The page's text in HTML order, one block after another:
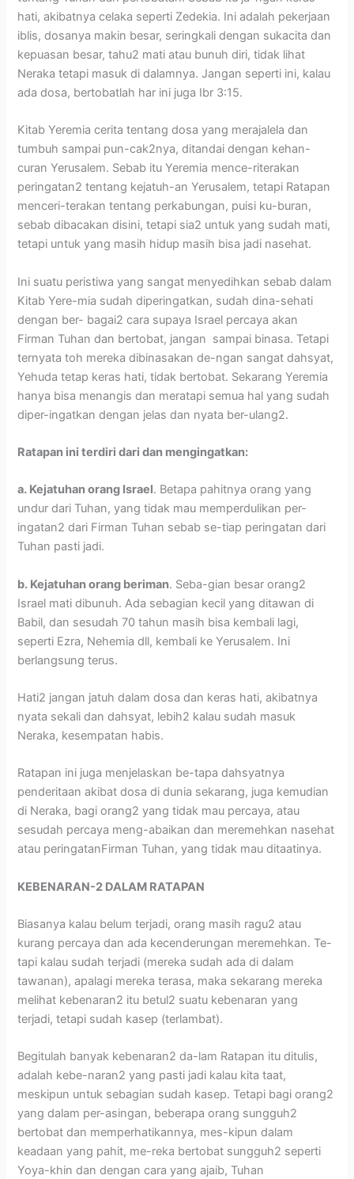
hati, akibatnya celaka seperti Zedekia. Ini adalah pekerjaan
iblis, dosanya makin besar, seringkali dengan sukacita dan
kepuasan besar, tahu2 mati atau bunuh diri, tidak lihat
Neraka tetapi masuk di dalamnya. Jangan seperti ini, kalau
ada dosa, bertobatlah har ini juga Ibr 3:15.
Kitab Yeremia cerita tentang dosa yang merajalela dan
tumbuh sampai pun-cak2nya, ditandai dengan kehan-
curan Yerusalem. Sebab itu Yeremia mence-riterakan
peringatan2 tentang kejatuh-an Yerusalem, tetapi Ratapan
menceri-terakan tentang perkabungan, puisi ku-buran,
sebab dibacakan disini, tetapi sia2 untuk yang sudah mati,
tetapi untuk yang masih hidup masih bisa jadi nasehat.
Ini suatu peristiwa yang sangat menyedihkan sebab dalam
Kitab Yere-mia sudah diperingatkan, sudah dina-sehati
dengan ber- bagai2 cara supaya Israel percaya akan
Firman Tuhan dan bertobat, jangan sampai binasa. Tetapi
ternyata toh mereka dibinasakan de-ngan sangat dahsyat,
Yehuda tetap keras hati, tidak bertobat. Sekarang Yeremia
hanya bisa menangis dan meratapi semua hal yang sudah
diper-ingatkan dengan jelas dan nyata ber-ulang2.
Ratapan ini terdiri dari dan mengingatkan:
a. Kejatuhan orang Israel. Betapa pahitnya orang yang
undur dari Tuhan, yang tidak mau memperdulikan per-
ingatan2 dari Firman Tuhan sebab se-tiap peringatan dari
Tuhan pasti jadi.
b. Kejatuhan orang beriman. Seba-gian besar orang2
Israel mati dibunuh. Ada sebagian kecil yang ditawan di
Babil, dan sesudah 70 tahun masih bisa kembali lagi,
seperti Ezra, Nehemia dll, kembali ke Yerusalem. Ini
berlangsung terus.
Hati2 jangan jatuh dalam dosa dan keras hati, akibatnya
nyata sekali dan dahsyat, lebih2 kalau sudah masuk
Neraka, kesempatan habis.
Ratapan ini juga menjelaskan be-tapa dahsyatnya
penderitaan akibat dosa di dunia sekarang, juga kemudian
di Neraka, bagi orang2 yang tidak mau percaya, atau
sesudah percaya meng-abaikan dan meremehkan nasehat
atau peringatanFirman Tuhan, yang tidak mau ditaatinya.
KEBENARAN-2 DALAM RATAPAN
Biasanya kalau belum terjadi, orang masih ragu2 atau
kurang percaya dan ada kecenderungan meremehkan. Te-
tapi kalau sudah terjadi (mereka sudah ada di dalam
tawanan), apalagi mereka terasa, maka sekarang mereka
melihat kebenaran2 itu betul2 suatu kebenaran yang
terjadi, tetapi sudah kasep (terlambat).
Begitulah banyak kebenaran2 da-lam Ratapan itu ditulis,
adalah kebe-naran2 yang pasti jadi kalau kita taat,
meskipun untuk sebagian sudah kasep. Tetapi bagi orang2
yang dalam per-asingan, beberapa orang sungguh2
bertobat dan memperhatikannya, mes-kipun dalam
keadaan yang pahit, me-reka bertobat sungguh2 seperti
Yoya-khin dan dengan cara yang ajaib, Tuhan